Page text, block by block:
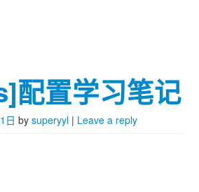
配置学习笔记
日 by superyyl | Leave a reply